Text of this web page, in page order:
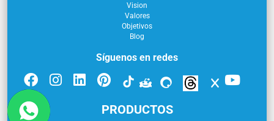
Vision
Valores
Objetivos
Blog
Síguenos en redes
PRODUCTOS